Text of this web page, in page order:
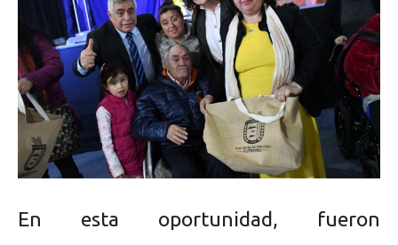
En esta oportunidad, fueron